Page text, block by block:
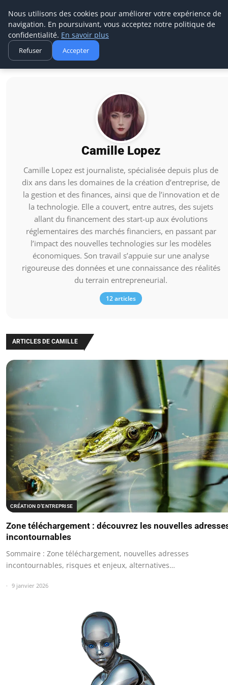
Aecme
Accueil Camille Lopez
Camille Lopez
Camille Lopez est journaliste, spécialisée depuis plus de
dix ans dans les domaines de la création d’entreprise, de
la gestion et des finances, ainsi que de l’innovation et de
la technologie. Elle a couvert, entre autres, des sujets
allant du financement des start-up aux évolutions
réglementaires des marchés financiers, en passant par
l’impact des nouvelles technologies sur les modèles
économiques. Son travail s’appuie sur une analyse
rigoureuse des données et une connaissance des réalités
du terrain entrepreneurial.
12 articles
ARTICLES DE CAMILLE
CRÉATION D’ENTREPRISE
Zone téléchargement : découvrez les nouvelles
incontournables
Sommaire : Zone téléchargement, nouvelles adresses
incontournables, risques et enjeux, alternatives…
9 janvier 2026
Nous utilisons des cookies pour améliorer votre expérience de
navigation. En poursuivant, vous acceptez notre politique de
confidentialité. En savoir plus
Refuser Accepter